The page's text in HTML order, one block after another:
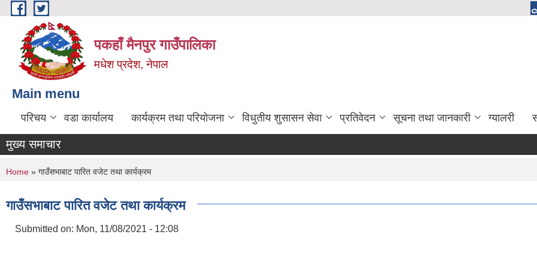
Skip to main content
पकहाँ मैनपुर गाउँपालिका
मधेश प्रदेश, नेपाल
Main menu
परिचय वडा कार्यालय कार्यक्रम तथा परियोजना विधुतीय शुसासन सेवा प्रतिवेदन सूचना तथा जानकारी ग्यालरी
मुख्य समाचार
You are here
Home » गाउँसभाबाट पारित वजेट तथा कार्यक्रम
गाउँसभाबाट पारित वजेट तथा कार्यक्रम
Submitted on: Mon, 11/08/2021 - 12:08